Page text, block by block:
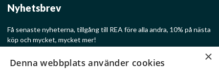
Nyhetsbrev
Få senaste nyheterna, tillgång till REA före alla andra, 10% på nästa
köp och mycket, mycket mer!
×
Denna webbplats använder cookies